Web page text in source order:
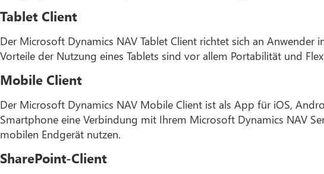
Tablet Client
Der Microsoft Dynamics NAV Tablet Client richtet sich an
Vorteile der Nutzung eines Tablets sind vor allem Portabilität und
Mobile Client
Der Microsoft Dynamics NAV Mobile Client ist als App für iOS,
Smartphone eine Verbindung mit Ihrem Microsoft Dynamics NAV
mobilen Endgerät nutzen.
SharePoint-Client